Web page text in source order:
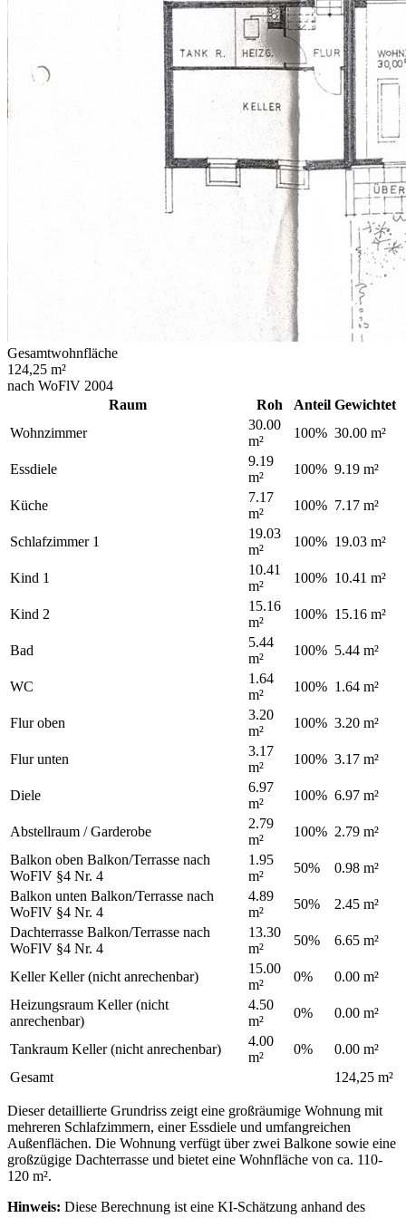
Gesamtwohnfläche
124,25 m²
nach WoFlV 2004
Raum
Roh Anteil Gewichtet
Wohnzimmer
30.00
m²
100% 30.00 m²
Essdiele
9.19
m²
100% 9.19 m²
Küche
7.17
m²
100% 7.17 m²
Schlafzimmer 1
19.03
m²
100% 19.03 m²
Kind 1
10.41
m²
100% 10.41 m²
Kind 2
15.16
m²
100% 15.16 m²
Bad
5.44
m²
100% 5.44 m²
WC
1.64
m²
100% 1.64 m²
Flur oben
3.20
m²
100% 3.20 m²
Flur unten
3.17
m²
100% 3.17 m²
Diele
6.97
m²
100% 6.97 m²
Abstellraum / Garderobe
2.79
m²
100% 2.79 m²
Balkon oben Balkon/Terrasse nach
WoFlV §4 Nr. 4
1.95
m²
50%
0.98 m²
Balkon unten Balkon/Terrasse nach
WoFlV §4 Nr. 4
4.89
m²
50%
2.45 m²
Dachterrasse Balkon/Terrasse nach
WoFlV §4 Nr. 4
13.30
m²
50% 6.65 m²
KellerKeller (nicht anrechenbar)
15.00
m²
0%
0.00 m²
Heizungsraum Keller (nicht
anrechenbar)
4.50
m²
0% 0.00 m²
Tankraum Keller (nicht anrechenbar)
4.00
m²
0%
0.00 m²
Gesamt
124,25 m²
Dieser detaillierte Grundriss zeigt eine großräumige Wohnung mit
mehreren Schlafzimmern, einer Essdiele und umfangreichen
Außenflächen. Die Wohnung verfügt über zwei Balkone sowie eine
großzügige Dachterrasse und bietet eine Wohnfläche von ca. 110-
120 m².
Hinweis: Diese Berechnung ist eine KI-Schätzung anhand des